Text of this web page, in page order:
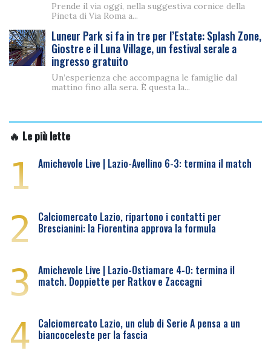
Prende il via oggi, nella suggestiva cornice della
Pineta di Via Roma a...
Luneur Park si fa in tre per l’Estate: Splash Zone,
Giostre e il Luna Village, un festival serale a
ingresso gratuito
Un’esperienza che accompagna le famiglie dal
mattino fino alla sera. È questa la...
🔥 Le più lette
1 Amichevole Live | Lazio-Avellino 6-3: termina il match
2 Calciomercato Lazio, ripartono i contatti per
Brescianini: la Fiorentina approva la formula
3 Amichevole Live | Lazio-Ostiamare 4-0: termina il
match. Doppiette per Ratkov e Zaccagni
4 Calciomercato Lazio, un club di Serie A pensa a un
biancoceleste per la fascia